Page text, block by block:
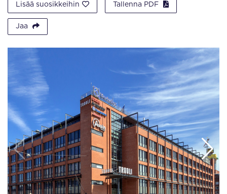
Lisää suosikkeihin Tallenna PDF
Jaa